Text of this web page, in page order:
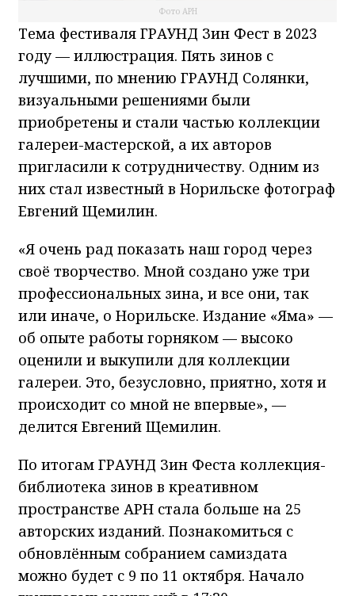
Фото АРН
Тема фестиваля ГРАУНД Зин Фест в 2023
году — иллюстрация. Пять зинов с
лучшими, по мнению ГРАУНД Солянки,
визуальными решениями были
приобретены и стали частью коллекции
галереи-мастерской, а их авторов
пригласили к сотрудничеству. Одним из
них стал известный в Норильске фотограф
Евгений Щемилин.
«Я очень рад показать наш город через
своё творчество. Мной создано уже три
профессиональных зина, и все они, так
или иначе, о Норильске. Издание «Яма» —
об опыте работы горняком — высоко
оценили и выкупили для коллекции
галереи. Это, безусловно, приятно, хотя и
происходит со мной не впервые», —
делится Евгений Щемилин.
По итогам ГРАУНД Зин Феста коллекция-
библиотека зинов в креативном
пространстве АРН стала больше на 25
авторских изданий. Познакомиться с
обновлённым собранием самиздата
можно будет с 9 по 11 октября. Начало